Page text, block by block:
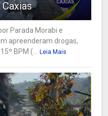
Parada Morabi e
apreenderam drogas,
BPM (...
Leia Mais